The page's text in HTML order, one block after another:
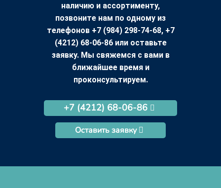
наличию и ассортименту,
позвоните нам по одному из
телефонов +7 (984) 298-74-68, +7
(4212) 68-06-86 или оставьте
заявку. Мы свяжемся с вами в
ближайшее время и
проконсультируем.
+7 (4212) 68-06-86
Оставить заявку